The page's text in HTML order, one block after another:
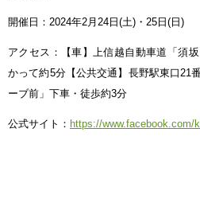
開催日：2024年2月24日(土)・25日(日)
アクセス：【車】上信越自動車道「須
かって約5分【公共交通】長野駅東口21
ーブ前」下車・徒歩約3分
公式サイト： https://www.facebook.com/